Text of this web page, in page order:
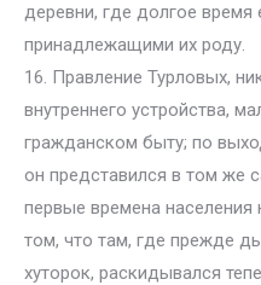
деревни, где долгое
принадлежащими их роду.
16. Правление Турловых,
внутреннего устройства,
гражданском быту; по
он представился в том же
первые времена населения
том, что там, где прежде
хуторок, раскидывался